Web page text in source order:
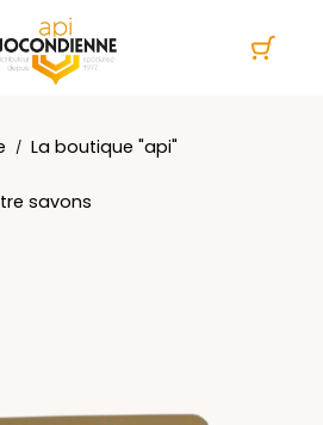
La boutique "api"
savons